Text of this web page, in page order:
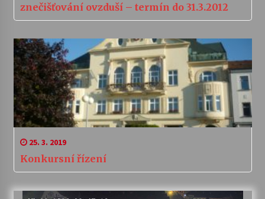
znečišťování ovzduší – termín do 31.3.2012
25. 3. 2019
Konkursní řízení